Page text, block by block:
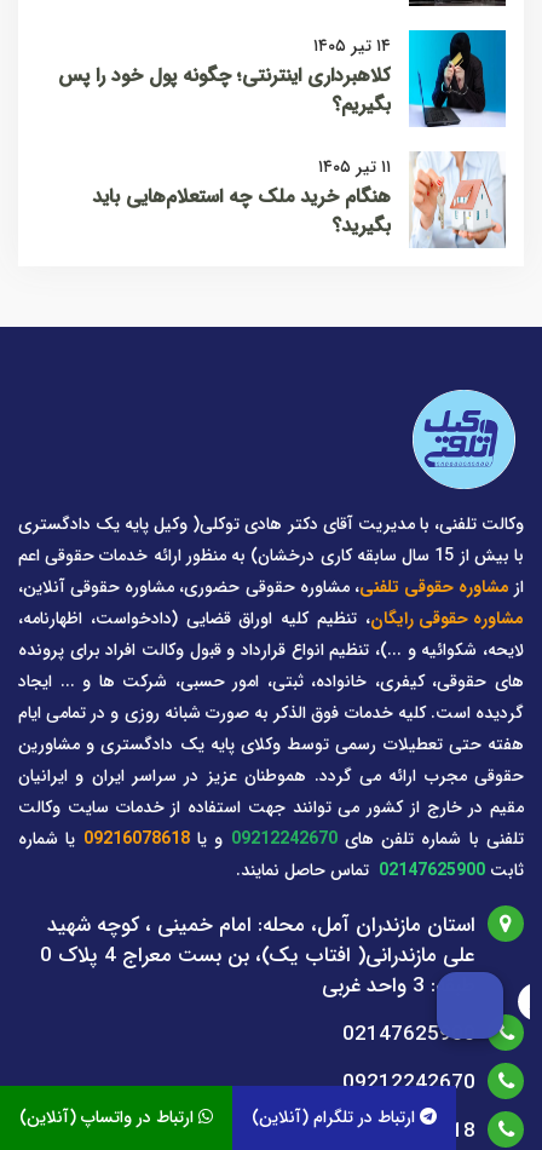
۱۴ تیر ۱۴۰۵
کلاهبرداری اینترنتی؛ چگونه پول خود را پس
بگیریم؟
۱۱ تیر ۱۴۰۵
هنگام خرید ملک چه استعلام‌هایی باید
بگیرید؟
ارتباط در واتساپ (آنلاین) ارتباط در تلگرام (آنلاین)
وکالت تلفنی، با مدیریت آقای دکتر هادی توکلی( وکیل پایه یک دادگستری
با بیش از 15 سال سابقه کاری درخشان) به منظور ارائه خدمات حقوقی اعم
از مشاوره حقوقی تلفنی، مشاوره حقوقی حضوری، مشاوره حقوقی آنلاین،
مشاوره حقوقی رایگان، تنظیم کلیه اوراق قضایی (دادخواست، اظهارنامه،
لایحه، شکوائیه و ...)، تنظیم انواع قرارداد و قبول وکالت افراد برای پرونده
های حقوقی، کیفری، خانواده، ثبتی، امور حسبی، شرکت ها و ... ایجاد
گردیده است. کلیه خدمات فوق الذکر به صورت شبانه روزی و در تمامی ایام
هفته حتی تعطیلات رسمی توسط وکلای پایه یک دادگستری و مشاورین
حقوقی مجرب ارائه می گردد. هموطنان عزیز در سراسر ایران و ایرانیان
مقیم در خارج از کشور می توانند جهت استفاده از خدمات سایت وکالت
تلفنی با شماره تلفن های09212242670 و یا09216078618 یا شماره
ثابت 02147625900 تماس حاصل نمایند.
استان مازندران آمل، محله: امام خمینی ، کوچه شهید
علی مازندرانی( افتاب یک)، بن بست معراج 4 پلاک 0
طبقه: 3 واحد غربی
02147625900
09212242670
09216078618